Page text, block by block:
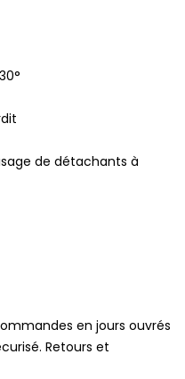
de détachants à
en jours ouvrés
Retours et